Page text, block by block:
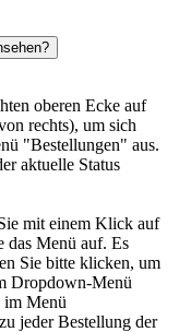
oberen Ecke auf
rechts), um sich
"Bestellungen" aus.
aktuelle Status
mit einem Klick auf
das Menü auf. Es
Sie bitte klicken, um
Dropdown-Menü
im Menü
jeder Bestellung der